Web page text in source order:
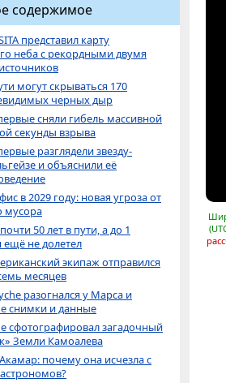
содержимое
представил карту
неба с рекордными двумя
могут скрываться 170
черных дыр
сняли гибель массивной
секунды взрыва
разглядели звезду-
и объяснили её
в 2029 году: новая угроза от
мусора
50 лет в пути, а до 1
ещё не долетел
экипаж отправился
месяцев
разогнался у Марса и
снимки и данные
сфотографировал загадочный
Земли Камоалева
почему она исчезла с